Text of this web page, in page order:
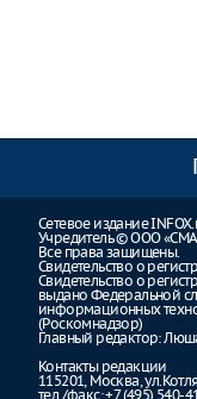
Сетевое издание
Учредитель © ООО
Все права защищены.
Свидетельство о
Свидетельство о
выдано Федеральной
информационных
(Роскомнадзор)
Главный редактор:
Контакты редакции
115201, Москва,
тел./факс: +7 (495) 540-